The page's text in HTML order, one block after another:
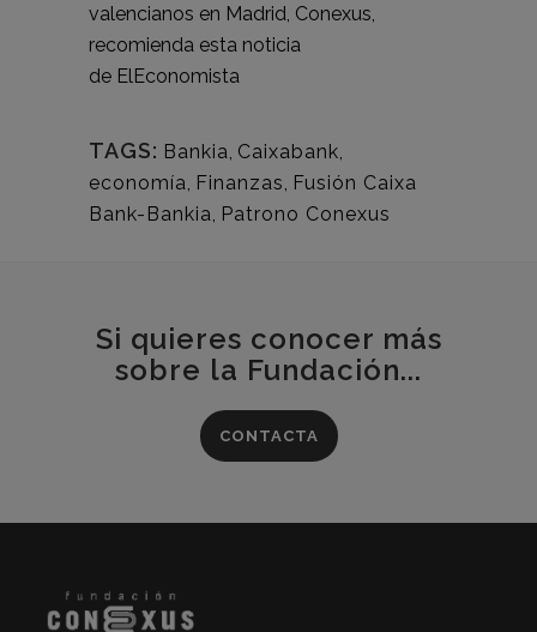
valencianos en Madrid, Conexus,
recomienda esta noticia
de ElEconomista
TAGS: Bankia Caixabank
economía Finanzas Fusión Caixa
Bank-Bankia Patrono Conexus
Si quieres conocer más
sobre la Fundación...
CONTACTA